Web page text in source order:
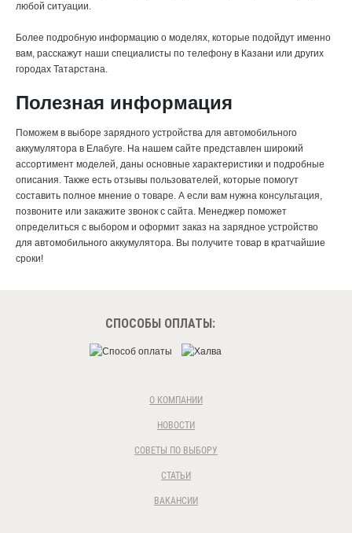
любой ситуации.
Более подробную информацию о моделях, которые подойдут именно
вам, расскажут наши специалисты по телефону в Казани или других
городах Татарстана.
Полезная информация
Поможем в выборе зарядного устройства для автомобильного
аккумулятора в Елабуге. На нашем сайте представлен широкий
ассортимент моделей, даны основные характеристики и подробные
описания. Также есть отзывы пользователей, которые помогут
составить полное мнение о товаре. А если вам нужна консультация,
позвоните или закажите звонок с сайта. Менеджер поможет
определиться с выбором и оформит заказ на зарядное устройство
для автомобильного аккумулятора. Вы получите товар в кратчайшие
сроки!
СПОСОБЫ ОПЛАТЫ:
О КОМПАНИИ
НОВОСТИ
СОВЕТЫ ПО ВЫБОРУ
СТАТЬИ
ВАКАНСИИ